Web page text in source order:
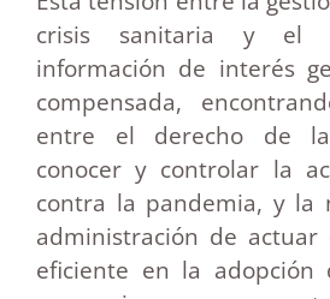
crisis sanitaria y el
información de interés
compensada,
entre el derecho de
conocer y controlar la
contra la pandemia, y la
administración de
eficiente en la adopción